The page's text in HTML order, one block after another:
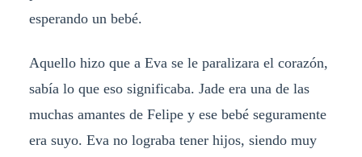
esperando un bebé.
Aquello hizo que a Eva se le paralizara el corazón,
sabía lo que eso significaba. Jade era una de las
muchas amantes de Felipe y ese bebé seguramente
era suyo. Eva no lograba tener hijos, siendo muy